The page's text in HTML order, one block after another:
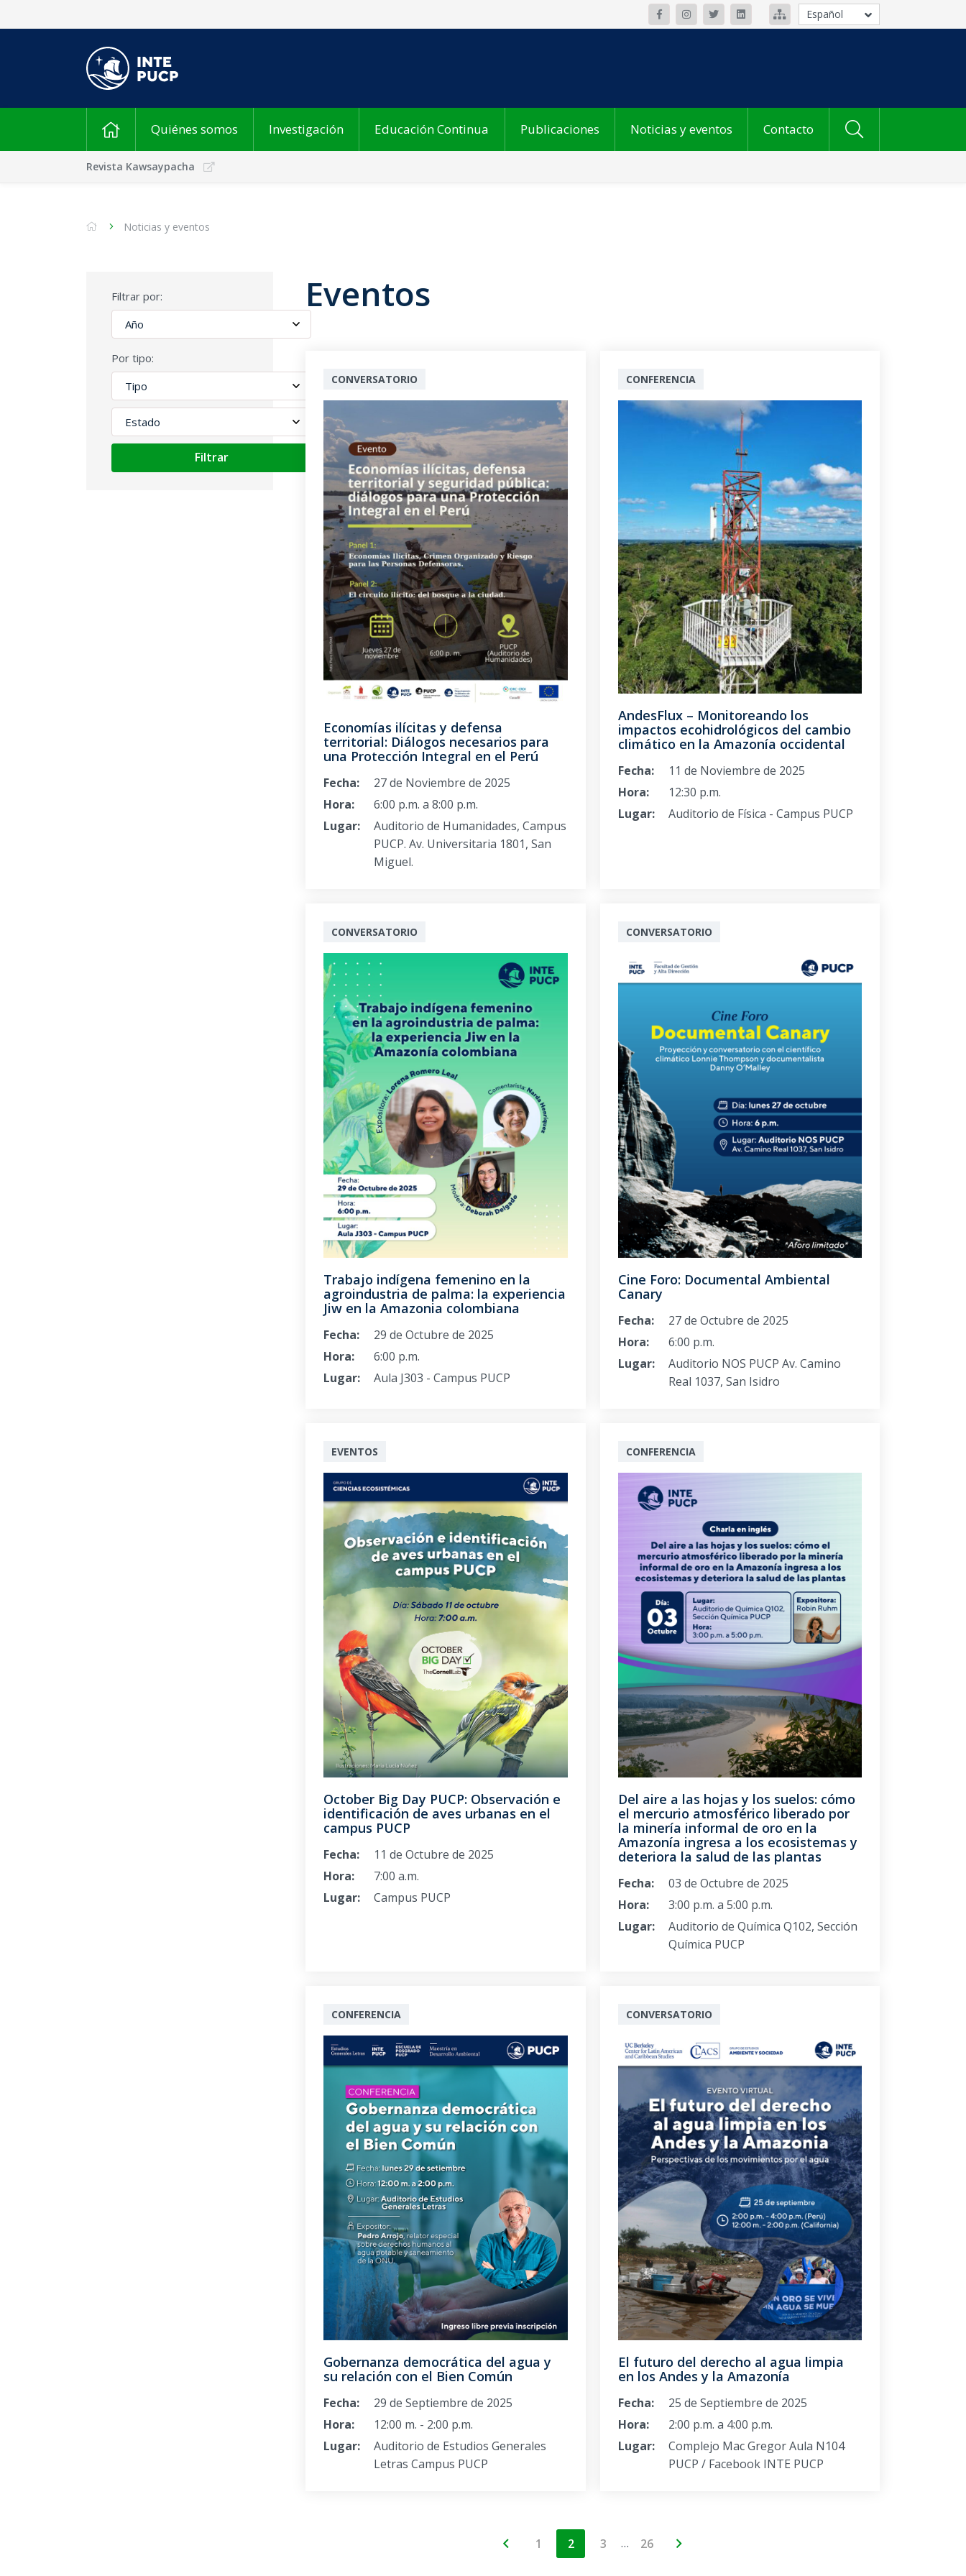
Español
Quiénes somos Investigación Educación Continua Publicaciones Noticias y eventos Contacto
Revista Kawsaypacha
Noticias y eventos
Filtrar por:
Por tipo:
Filtrar
Eventos
CONVERSATORIO
Economías ilícitas y defensa
territorial: Diálogos necesarios para
una Protección Integral en el Perú
Fecha:
27 de Noviembre de 2025
Hora:
6:00 p.m. a 8:00 p.m.
Lugar:
Auditorio de Humanidades, Campus
PUCP. Av. Universitaria 1801, San
Miguel.
CONFERENCIA
AndesFlux – Monitoreando los
impactos ecohidrológicos del cambio
climático en la Amazonía occidental
Fecha:
11 de Noviembre de 2025
Hora:
12:30 p.m.
Lugar:
Auditorio de Física - Campus PUCP
CONVERSATORIO
Trabajo indígena femenino en la
agroindustria de palma: la experiencia
Jiw en la Amazonia colombiana
Fecha:
29 de Octubre de 2025
Hora:
6:00 p.m.
Lugar:
Aula J303 - Campus PUCP
CONVERSATORIO
Cine Foro: Documental Ambiental
Canary
Fecha:
27 de Octubre de 2025
Hora:
6:00 p.m.
Lugar:
Auditorio NOS PUCP Av. Camino
Real 1037, San Isidro
EVENTOS
October Big Day PUCP: Observación e
identificación de aves urbanas en el
campus PUCP
Fecha:
11 de Octubre de 2025
Hora:
7:00 a.m.
Lugar:
Campus PUCP
CONFERENCIA
Del aire a las hojas y los suelos: cómo
el mercurio atmosférico liberado por
la minería informal de oro en la
Amazonía ingresa a los ecosistemas y
deteriora la salud de las plantas
Fecha:
03 de Octubre de 2025
Hora:
3:00 p.m. a 5:00 p.m.
Lugar:
Auditorio de Química Q102, Sección
Química PUCP
CONFERENCIA
Gobernanza democrática del agua y
su relación con el Bien Común
Fecha:
29 de Septiembre de 2025
Hora:
12:00 m. - 2:00 p.m.
Lugar:
Auditorio de Estudios Generales
Letras Campus PUCP
CONVERSATORIO
El futuro del derecho al agua limpia
en los Andes y la Amazonía
Fecha:
25 de Septiembre de 2025
Hora:
2:00 p.m. a 4:00 p.m.
Lugar:
Complejo Mac Gregor Aula N104
PUCP / Facebook INTE PUCP
1 2 3 … 26